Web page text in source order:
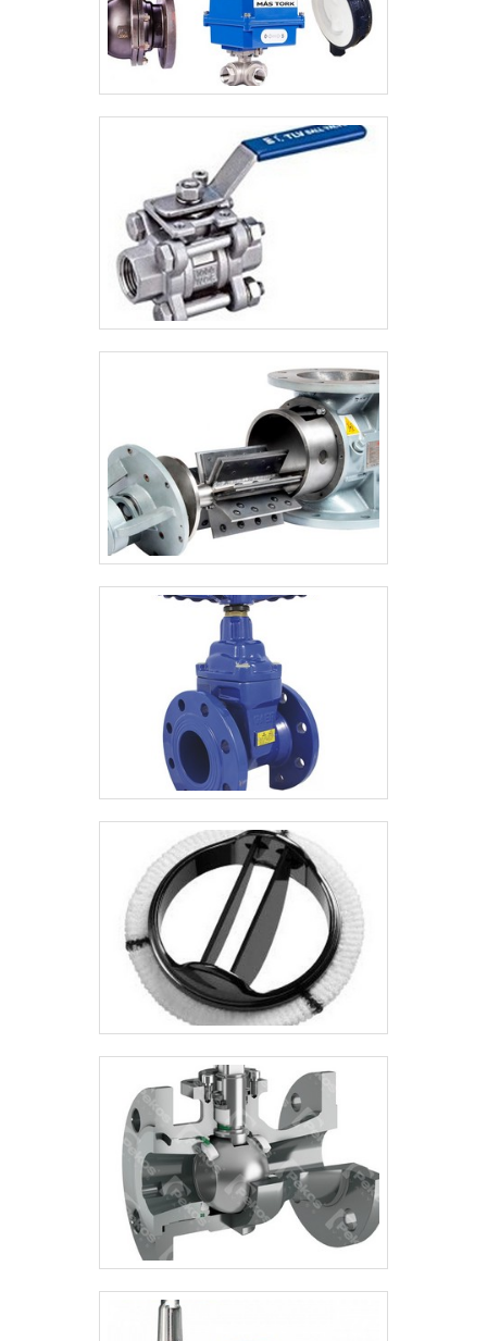
disposição quando se procura soluções
para identificação industrial. Sempre de
olho no mercado, traz novidades em itens
como adesivo para superfície porosa e
etiquetas industriais com ótima qualidade e
precisão.Apresentando produtos de alto
padrão, a empresa conta com profissionais
especializados e instalações modernas e
em bom estado, conquistando então a
confiança de todos. A Labelgraph Sistemas
de Etiquetas é uma corporação que tem
feito a diferença no mercado por toda
seriedade e qualidade, o que comprova sua
essência de trazer o melhor para os